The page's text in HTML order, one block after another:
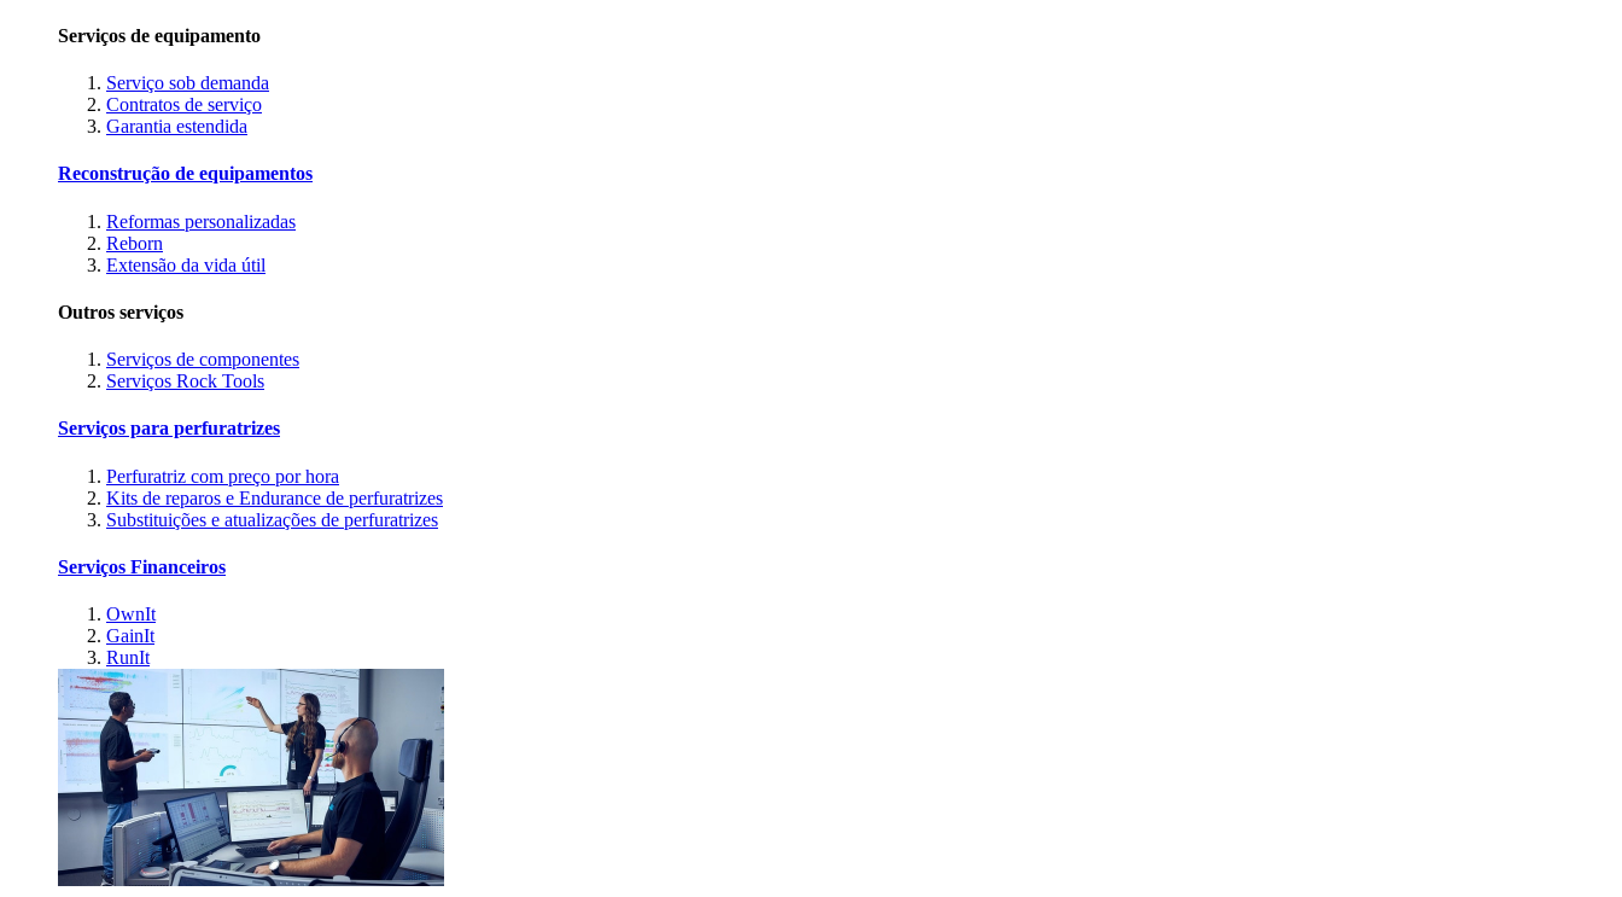
Serviços de equipamento
Serviço sob demanda
Contratos de serviço
Garantia estendida
Reconstrução de equipamentos
Reformas personalizadas
Reborn
Extensão da vida útil
Outros serviços
Serviços de componentes
Serviços Rock Tools
Serviços para perfuratrizes
Perfuratriz com preço por hora
Kits de reparos e Endurance de perfuratrizes
Substituições e atualizações de perfuratrizes
Serviços Financeiros
OwnIt
GainIt
RunIt